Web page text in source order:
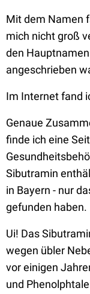
Mit dem Namen
mich nicht groß
den
angeschrieben
Im Internet fand
Genaue
finde ich eine
Sibutramin
in Bayern - nur
gefunden haben.
Ui! Das
wegen übler
vor einigen
und